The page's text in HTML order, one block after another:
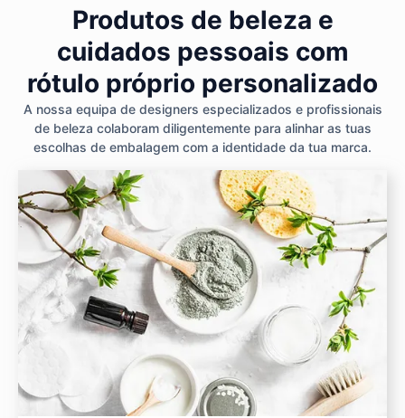
Produtos de beleza e
cuidados pessoais com
rótulo próprio personalizado
A nossa equipa de designers especializados e profissionais
de beleza colaboram diligentemente para alinhar as tuas
escolhas de embalagem com a identidade da tua marca.